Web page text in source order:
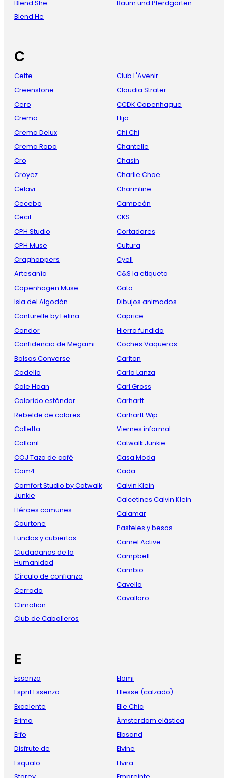
Blend She
Blend He
Baum und Pferdgarten
C
Cette
Creenstone
Cero
Crema
Crema Delux
Crema Ropa
Cro
Croyez
Celavi
Ceceba
Cecil
CPH Studio
CPH Muse
Craghoppers
Artesanía
Copenhagen Muse
Isla del Algodón
Conturelle by Felina
Condor
Confidencia de Megami
Bolsas Converse
Codello
Cole Haan
Colorido estándar
Rebelde de colores
Colletta
Collonil
COJ Taza de café
Com4
Comfort Studio by Catwalk
Junkie
Héroes comunes
Courtone
Fundas y cubiertas
Ciudadanos de la
Humanidad
Círculo de confianza
Cerrado
Climotion
Club de Caballeros
Club L'Avenir
Claudia Sträter
CCDK Copenhague
Elija
Chi Chi
Chantelle
Chasin
Charlie Choe
Charmline
Campeón
CKS
Cortadores
Cultura
Cyell
C&S la etiqueta
Gato
Dibujos animados
Caprice
Hierro fundido
Coches Vaqueros
Carlton
Carlo Lanza
Carl Gross
Carhartt
Carhartt Wip
Viernes informal
Catwalk Junkie
Casa Moda
Cada
Calvin Klein
Calcetines Calvin Klein
Calamar
Pasteles y besos
Camel Active
Campbell
Cambio
Cavello
Cavallaro
E
Essenza
Esprit Essenza
Excelente
Erima
Erfo
Disfrute de
Esqualo
Elomi
Ellesse (calzado)
Elle Chic
Ámsterdam elástica
Elbsand
Elvine
Elvira